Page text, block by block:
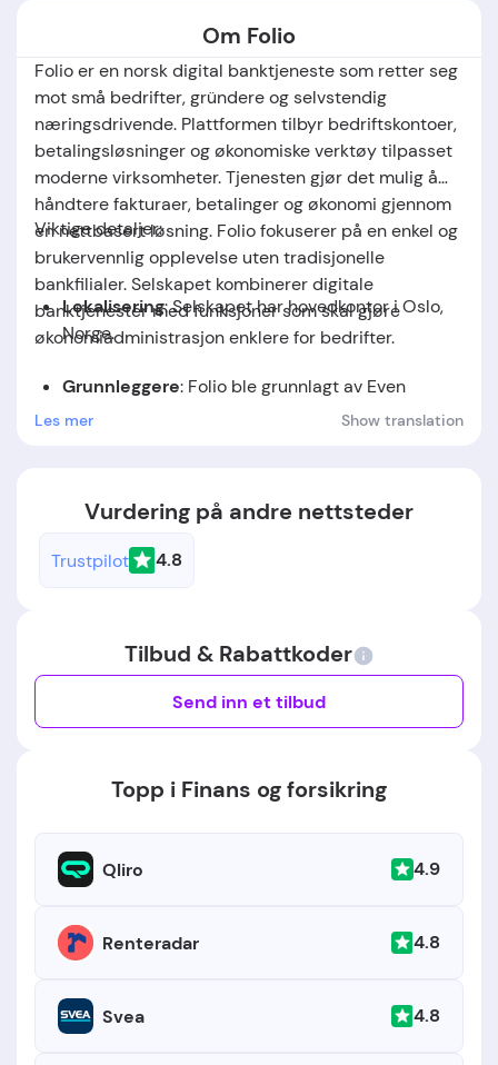
Om Folio
Folio er en norsk digital banktjeneste som retter seg
mot små bedrifter, gründere og selvstendig
næringsdrivende. Plattformen tilbyr bedriftskontoer,
betalingsløsninger og økonomiske verktøy tilpasset
moderne virksomheter. Tjenesten gjør det mulig å
håndtere fakturaer, betalinger og økonomi gjennom
en nettbasert løsning. Folio fokuserer på en enkel og
brukervennlig opplevelse uten tradisjonelle
bankfilialer. Selskapet kombinerer digitale
banktjenester med funksjoner som skal gjøre
økonomiadministrasjon enklere for bedrifter.
Viktige detaljer:
Lokalisering: Selskapet har hovedkontor i Oslo,
Norge.
Grunnleggere: Folio ble grunnlagt av Even
Heggernes, Andreas Tingbø, Stian Rustad.
Les mer Show translation
Vurdering på andre nettsteder
Trustpilot 4.8
Tilbud & Rabattkoder
Send inn et tilbud
Topp i Finans og forsikring
Qliro 4.9
Renteradar 4.8
Svea 4.8